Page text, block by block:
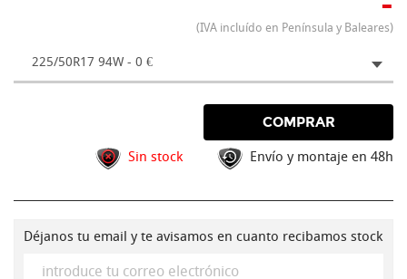
(IVA incluído en Península y Baleares)
225/50R17 94W - 0 €
COMPRAR
Sin stock Envío y montaje en 48h
Déjanos tu email y te avisamos en cuanto recibamos stock